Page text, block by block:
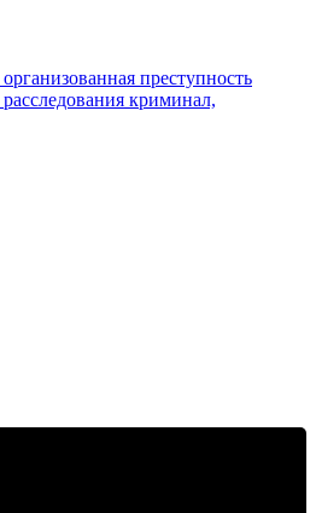
организованная преступность
расследования криминал,